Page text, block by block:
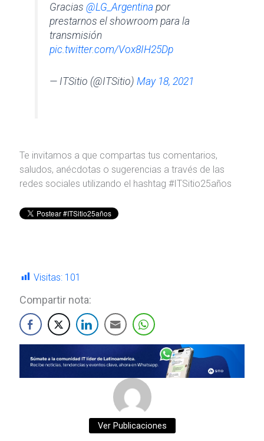
Gracias@LG_Argentina por
prestarnos el showroom para la
transmisión
pic.twitter.com/Vox8IH25Dp
— ITSitio (@ITSitio)May 18, 2021
Te invitamos a que compartas tus comentarios,
saludos, anécdotas o sugerencias a través de las
redes sociales utilizando el hashtag #ITSitio25años
Visitas: 101
Compartir nota:
Ver Publicaciones